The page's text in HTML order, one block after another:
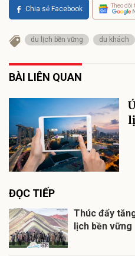
Chia sẻ Facebook Theo dõi
du lịch bền vững du khách
BÀI LIÊN QUAN
ĐỌC TIẾP
Thúc đẩy
lịch bền vững